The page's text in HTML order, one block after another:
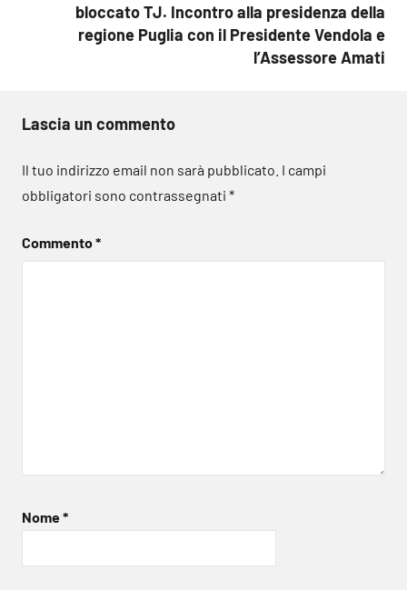
bloccato TJ. Incontro alla presidenza della
regione Puglia con il Presidente Vendola e
l’Assessore Amati
Lascia un commento
Il tuo indirizzo email non sarà pubblicato. I campi
obbligatori sono contrassegnati *
Commento*
Nome*